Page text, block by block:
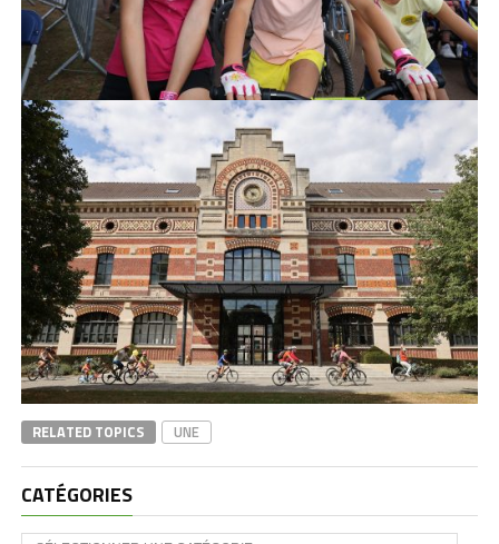
RELATED TOPICS UNE
CATÉGORIES